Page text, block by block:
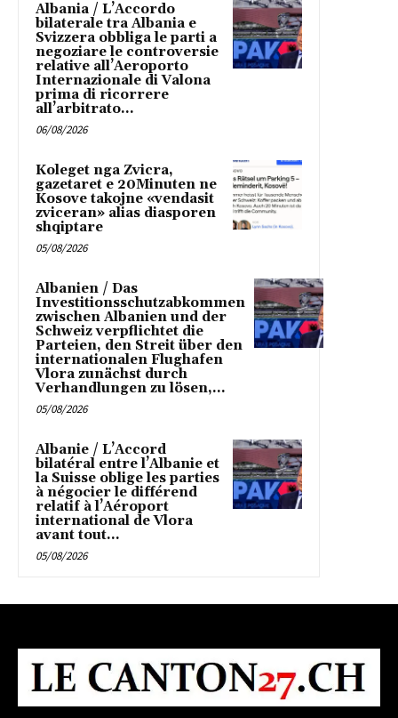
Albania / L’Accordo
bilaterale tra Albania e
Svizzera obbliga le parti a
negoziare le controversie
relative all’Aeroporto
Internazionale di Valona
prima di ricorrere
all’arbitrato...
06/08/2026
Koleget nga Zvicra,
gazetaret e 20Minuten ne
Kosove takojne «vendasit
zviceran» alias diasporen
shqiptare
05/08/2026
Albanien / Das
Investitionsschutzabkommen
zwischen Albanien und der
Schweiz verpflichtet die
Parteien, den Streit über den
internationalen Flughafen
Vlora zunächst durch
Verhandlungen zu lösen,...
05/08/2026
Albanie / L’Accord
bilatéral entre l’Albanie et
la Suisse oblige les parties
à négocier le différend
relatif à l’Aéroport
international de Vlora
avant tout...
05/08/2026